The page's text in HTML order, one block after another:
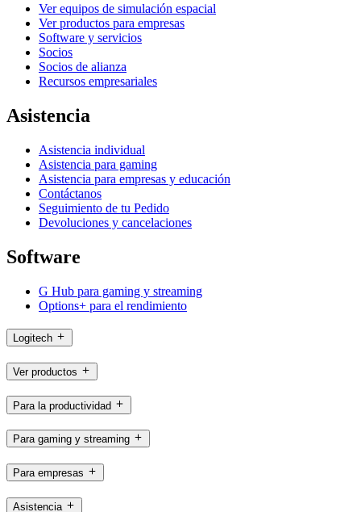
Ver equipos de simulación espacial
Ver productos para empresas
Software y servicios
Socios
Socios de alianza
Recursos empresariales
Asistencia
Asistencia individual
Asistencia para gaming
Asistencia para empresas y educación
Contáctanos
Seguimiento de tu Pedido
Devoluciones y cancelaciones
Software
G Hub para gaming y streaming
Options+ para el rendimiento
Logitech
Ver productos
Para la productividad
Para gaming y streaming
Para empresas
Asistencia